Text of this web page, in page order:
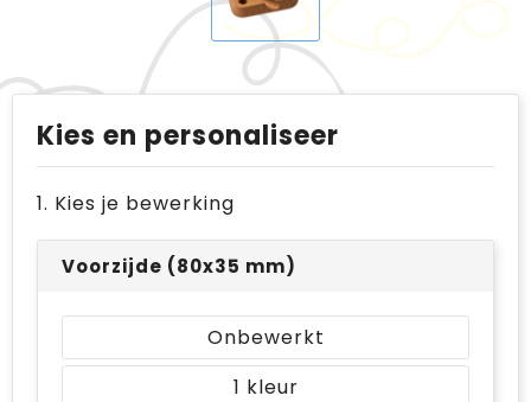
Kies en personaliseer
1. Kies je bewerking
Voorzijde (80x35 mm)
Onbewerkt
1